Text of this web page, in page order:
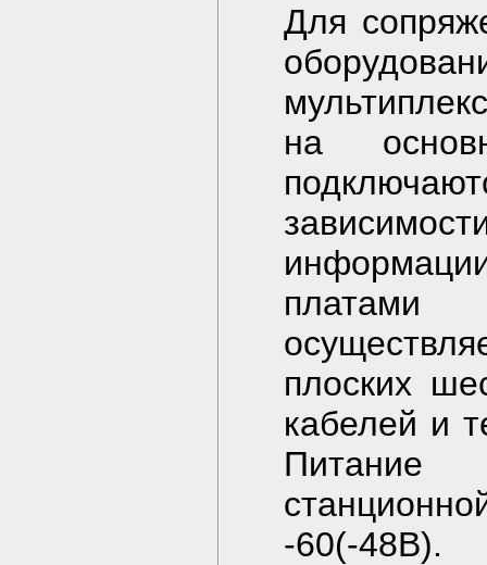
Для
на
платами
плоских
кабелей и
Питание
-60(-48В).